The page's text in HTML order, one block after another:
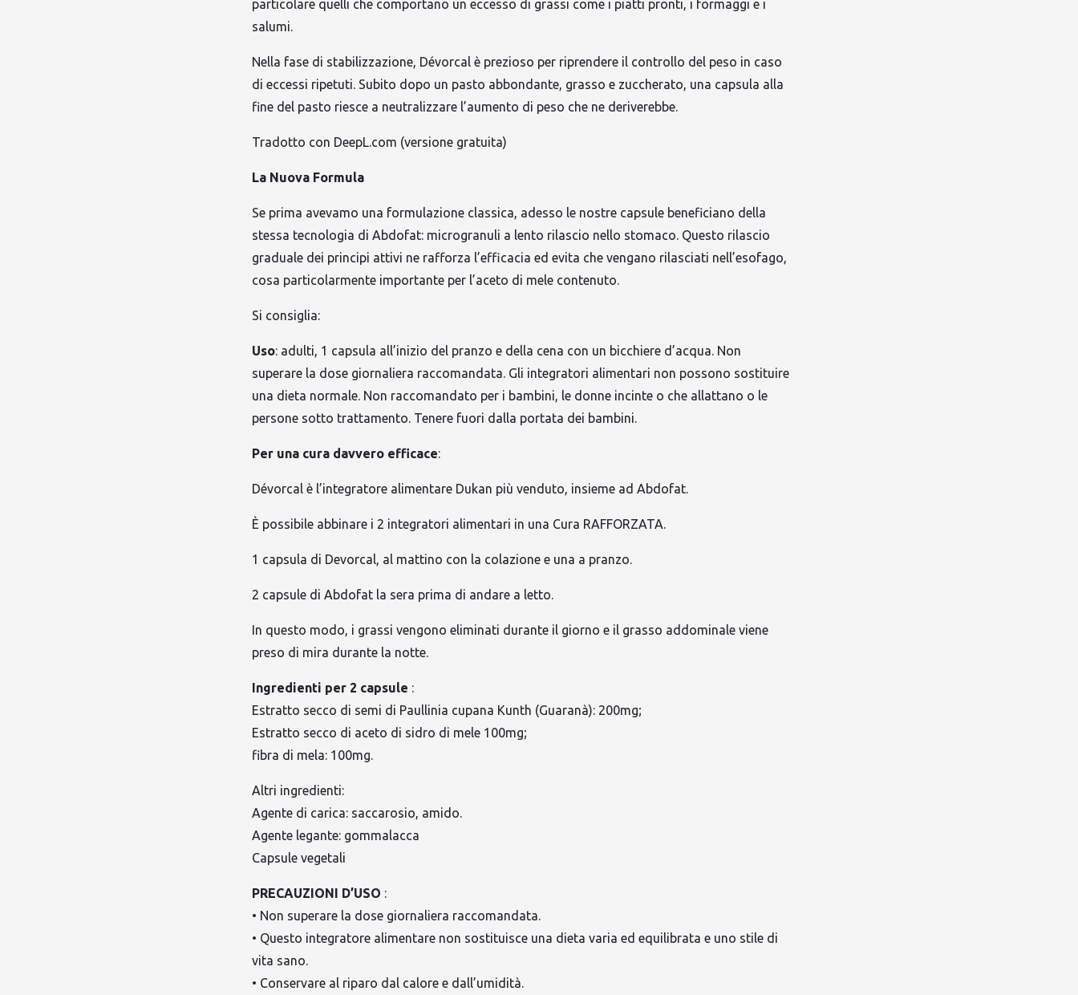
particolare quelli che comportano un eccesso di grassi come i piatti pronti, i formaggi e i
salumi.
Nella fase di stabilizzazione, Dévorcal è prezioso per riprendere il controllo del peso in caso
di eccessi ripetuti. Subito dopo un pasto abbondante, grasso e zuccherato, una capsula alla
fine del pasto riesce a neutralizzare l’aumento di peso che ne deriverebbe.
Tradotto con DeepL.com (versione gratuita)
La Nuova Formula
Se prima avevamo una formulazione classica, adesso le nostre capsule beneficiano della
stessa tecnologia di Abdofat: microgranuli a lento rilascio nello stomaco. Questo rilascio
graduale dei principi attivi ne rafforza l’efficacia ed evita che vengano rilasciati nell’esofago,
cosa particolarmente importante per l’aceto di mele contenuto.
Si consiglia:
Uso: adulti, 1 capsula all’inizio del pranzo e della cena con un bicchiere d’acqua. Non
superare la dose giornaliera raccomandata. Gli integratori alimentari non possono sostituire
una dieta normale. Non raccomandato per i bambini, le donne incinte o che allattano o le
persone sotto trattamento. Tenere fuori dalla portata dei bambini.
Per una cura davvero efficace:
Dévorcal è l’integratore alimentare Dukan più venduto, insieme ad Abdofat.
È possibile abbinare i 2 integratori alimentari in una Cura RAFFORZATA.
1 capsula di Devorcal, al mattino con la colazione e una a pranzo.
2 capsule di Abdofat la sera prima di andare a letto.
In questo modo, i grassi vengono eliminati durante il giorno e il grasso addominale viene
preso di mira durante la notte.
Ingredienti per 2 capsule :
Estratto secco di semi di Paullinia cupana Kunth (Guaranà): 200mg;
Estratto secco di aceto di sidro di mele 100mg;
fibra di mela: 100mg.
Altri ingredienti:
Agente di carica: saccarosio, amido.
Agente legante: gommalacca
Capsule vegetali
PRECAUZIONI D’USO :
• Non superare la dose giornaliera raccomandata.
• Questo integratore alimentare non sostituisce una dieta varia ed equilibrata e uno stile di
vita sano.
• Conservare al riparo dal calore e dall’umidità.